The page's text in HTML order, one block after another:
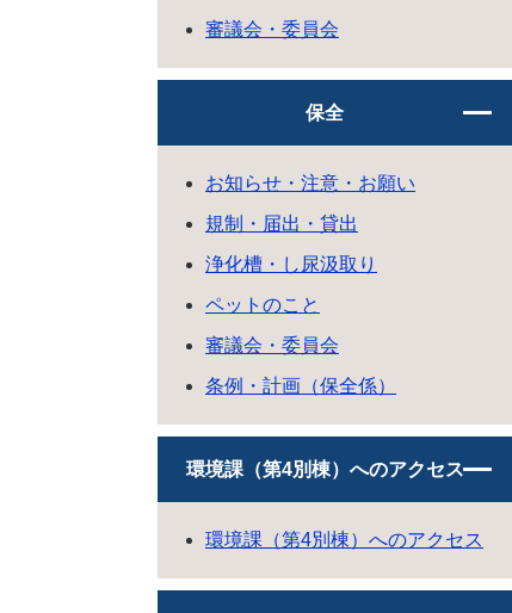
審議会・委員会
保全
お知らせ・注意・お願い
規制・届出・貸出
浄化槽・し尿汲取り
ペットのこと
審議会・委員会
条例・計画（保全係）
環境課（第4別棟）へのアクセス
環境課（第4別棟）へのアクセス